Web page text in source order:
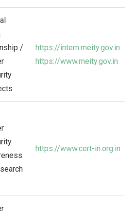
/
https://intern.meity.gov.in
https://www.meity.gov.in
https://www.cert-in.org.in